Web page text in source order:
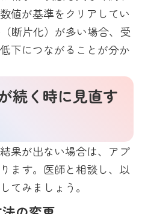
値が基準をクリアしてい
断片化）が多い場合、受
下につながることが分か
続く時に見直す
果が出ない場合は、アプ
ます。医師と相談し、以
てみましょう。